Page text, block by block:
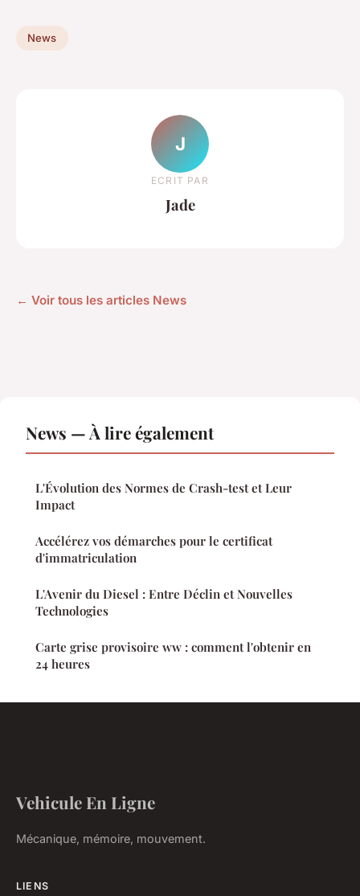
News
J
ECRIT PAR
Jade
← Voir tous les articles News
News — À lire également
L'Évolution des Normes de Crash-test et Leur
Impact
Accélérez vos démarches pour le certificat
d'immatriculation
L'Avenir du Diesel : Entre Déclin et Nouvelles
Technologies
Carte grise provisoire ww : comment l'obtenir en
24 heures
Vehicule En Ligne
Mécanique, mémoire, mouvement.
LIENS